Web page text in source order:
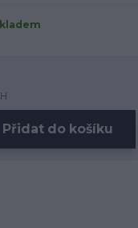
Přidat do košíku